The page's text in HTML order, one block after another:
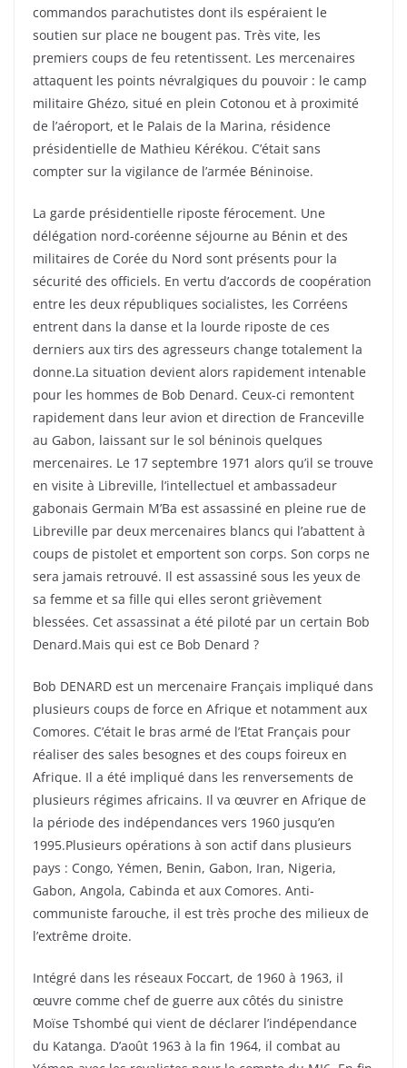
commandos parachutistes dont ils espéraient le
soutien sur place ne bougent pas. Très vite, les
premiers coups de feu retentissent. Les mercenaires
attaquent les points névralgiques du pouvoir : le camp
militaire Ghézo, situé en plein Cotonou et à proximité
de l’aéroport, et le Palais de la Marina, résidence
présidentielle de Mathieu Kérékou. C’était sans
compter sur la vigilance de l’armée Béninoise.
La garde présidentielle riposte férocement. Une
délégation nord-coréenne séjourne au Bénin et des
militaires de Corée du Nord sont présents pour la
sécurité des officiels. En vertu d’accords de coopération
entre les deux républiques socialistes, les Corréens
entrent dans la danse et la lourde riposte de ces
derniers aux tirs des agresseurs change totalement la
donne.La situation devient alors rapidement intenable
pour les hommes de Bob Denard. Ceux-ci remontent
rapidement dans leur avion et direction de Franceville
au Gabon, laissant sur le sol béninois quelques
mercenaires. Le 17 septembre 1971 alors qu’il se trouve
en visite à Libreville, l’intellectuel et ambassadeur
gabonais Germain M’Ba est assassiné en pleine rue de
Libreville par deux mercenaires blancs qui l’abattent à
coups de pistolet et emportent son corps. Son corps ne
sera jamais retrouvé. Il est assassiné sous les yeux de
sa femme et sa fille qui elles seront grièvement
blessées. Cet assassinat a été piloté par un certain Bob
Denard.Mais qui est ce Bob Denard ?
Bob DENARD est un mercenaire Français impliqué dans
plusieurs coups de force en Afrique et notamment aux
Comores. C’était le bras armé de l’Etat Français pour
réaliser des sales besognes et des coups foireux en
Afrique. Il a été impliqué dans les renversements de
plusieurs régimes africains. Il va œuvrer en Afrique de
la période des indépendances vers 1960 jusqu’en
1995.Plusieurs opérations à son actif dans plusieurs
pays : Congo, Yémen, Benin, Gabon, Iran, Nigeria,
Gabon, Angola, Cabinda et aux Comores. Anti-
communiste farouche, il est très proche des milieux de
l’extrême droite.
Intégré dans les réseaux Foccart, de 1960 à 1963, il
œuvre comme chef de guerre aux côtés du sinistre
Moïse Tshombé qui vient de déclarer l’indépendance
du Katanga. D’août 1963 à la fin 1964, il combat au